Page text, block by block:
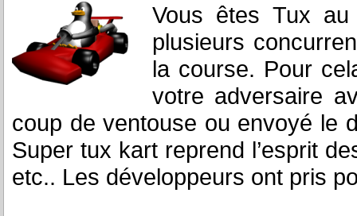
Vous êtes Tux
plusieurs
la course. Pour
votre adversaire
coup de ventouse ou envoyé le
Super tux kart reprend l’esprit
etc.. Les développeurs ont pris